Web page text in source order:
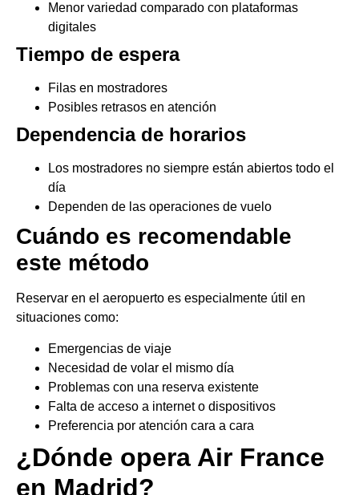
Menor variedad comparado con plataformas
digitales
Tiempo de espera
Filas en mostradores
Posibles retrasos en atención
Dependencia de horarios
Los mostradores no siempre están abiertos todo el
día
Dependen de las operaciones de vuelo
Cuándo es recomendable
este método
Reservar en el aeropuerto es especialmente útil en
situaciones como:
Emergencias de viaje
Necesidad de volar el mismo día
Problemas con una reserva existente
Falta de acceso a internet o dispositivos
Preferencia por atención cara a cara
¿Dónde opera Air France
en Madrid?